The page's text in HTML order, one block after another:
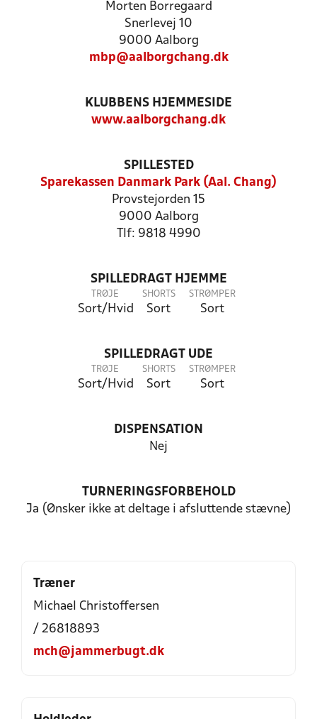
Morten Borregaard
Snerlevej 10
9000 Aalborg
mbp@aalborgchang.dk
KLUBBENS HJEMMESIDE
www.aalborgchang.dk
SPILLESTED
Sparekassen Danmark Park (Aal. Chang)
Provstejorden 15
9000 Aalborg
Tlf: 9818 4990
SPILLEDRAGT HJEMME
TRØJE
Sort/Hvid
SHORTS
Sort
STRØMPER
Sort
SPILLEDRAGT UDE
TRØJE
Sort/Hvid
SHORTS
Sort
STRØMPER
Sort
DISPENSATION
Nej
TURNERINGSFORBEHOLD
Ja (Ønsker ikke at deltage i afsluttende stævne)
Træner
Michael Christoffersen
/ 26818893
mch@jammerbugt.dk